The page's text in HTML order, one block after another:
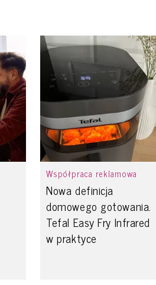
Współpraca reklamowa
Nowa definicja
domowego gotowania.
Tefal Easy Fry Infrared
w praktyce